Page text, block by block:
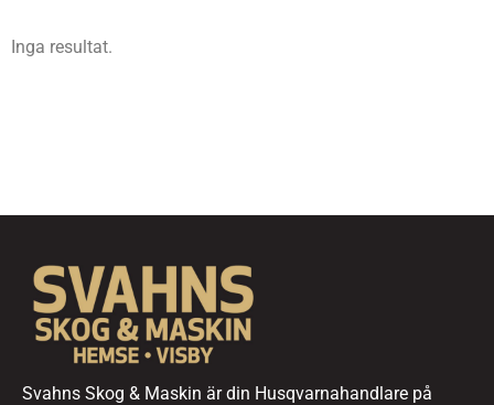
Inga resultat.
Svahns Skog & Maskin är din Husqvarnahandlare på